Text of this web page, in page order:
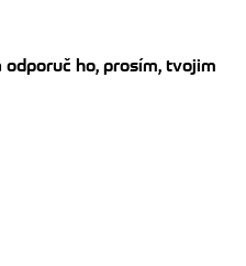
ho, prosím, tvojim